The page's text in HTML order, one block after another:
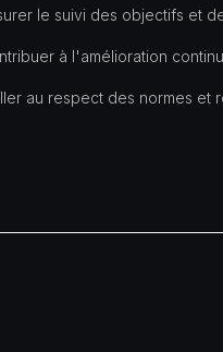
le suivi des objectifs et
à l'amélioration
au respect des normes et